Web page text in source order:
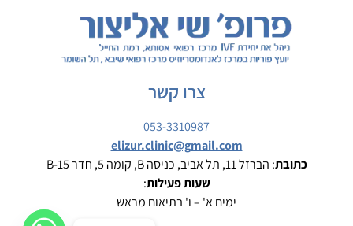
צרו קשר
053-3310987
elizur.clinic@gmail.com
כתובת: הברזל 11, תל אביב, כניסה B, קומה 5, חדר B-15
שעות פעילות:
ימים א' – ו' בתיאום מראש